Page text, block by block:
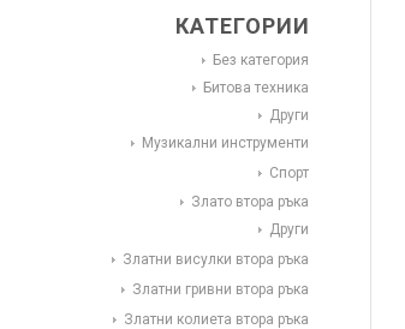
КАТЕГОРИИ
Без категория
Битова техника
Други
Музикални инструменти
Спорт
Злато втора ръка
Други
Златни висулки втора ръка
Златни гривни втора ръка
Златни колиета втора ръка